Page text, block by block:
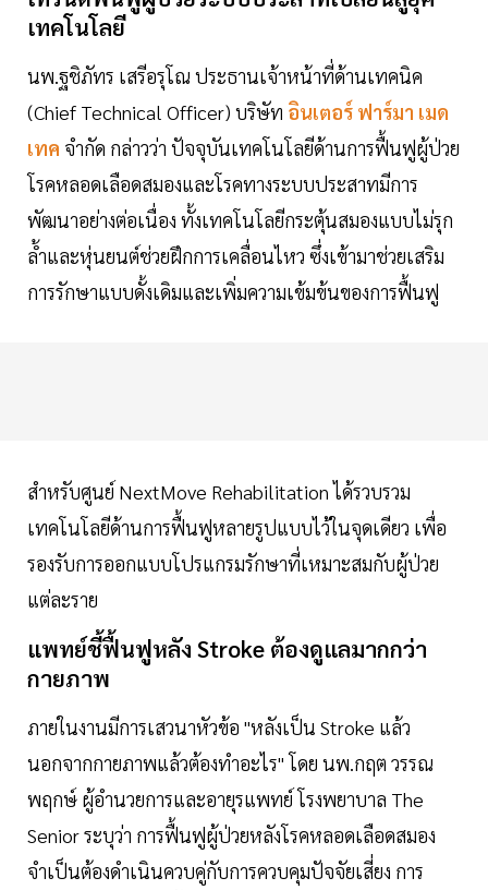
เทคโนโลยี
นพ.ฐชิภัทร เสรีอรุโณ ประธานเจ้าหน้าที่ด้านเทคนิค
(Chief Technical Officer) บริษัท อินเตอร์ ฟาร์มา เมด
เทค จำกัด กล่าวว่า ปัจจุบันเทคโนโลยีด้านการฟื้นฟูผู้ป่วย
โรคหลอดเลือดสมองและโรคทางระบบประสาทมีการ
พัฒนาอย่างต่อเนื่อง ทั้งเทคโนโลยีกระตุ้นสมองแบบไม่รุก
ล้ำและหุ่นยนต์ช่วยฝึกการเคลื่อนไหว ซึ่งเข้ามาช่วยเสริม
การรักษาแบบดั้งเดิมและเพิ่มความเข้มข้นของการฟื้นฟู
สำหรับศูนย์ NextMove Rehabilitation ได้รวบรวม
เทคโนโลยีด้านการฟื้นฟูหลายรูปแบบไว้ในจุดเดียว เพื่อ
รองรับการออกแบบโปรแกรมรักษาที่เหมาะสมกับผู้ป่วย
แต่ละราย
แพทย์ชี้ฟื้นฟูหลัง Stroke ต้องดูแลมากกว่า
กายภาพ
ภายในงานมีการเสวนาหัวข้อ "หลังเป็น Stroke แล้ว
นอกจากกายภาพแล้วต้องทำอะไร" โดย นพ.กฤต วรรณ
พฤกษ์ ผู้อำนวยการและอายุรแพทย์ โรงพยาบาล The
Senior ระบุว่า การฟื้นฟูผู้ป่วยหลังโรคหลอดเลือดสมอง
จำเป็นต้องดำเนินควบคู่กับการควบคุมปัจจัยเสี่ยง การ